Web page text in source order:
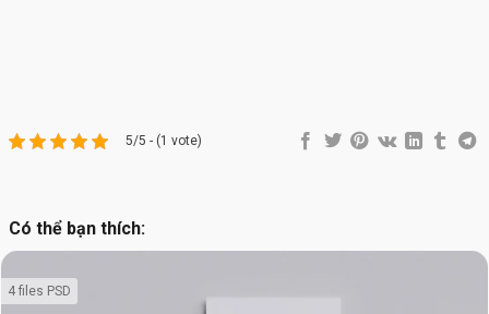
5/5 - (1 vote)
Có thể bạn thích:
4 files PSD